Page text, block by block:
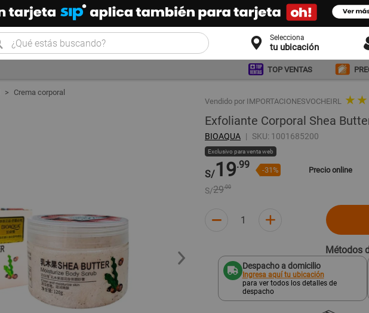
Selecciona
tu ubicación
TOP VENTAS
Crema corporal
Vendido por IMPORTACIONESVOCHEIRL ★ ★
Exfoliante Corporal Shea
BIOAQUA SKU: 1001685200
Exclusivo para venta web
S/19.99 -31% Precio online
S/29.00
Métodos
Despacho a domicilio
Ingresa aquí tu ubicación
para ver todos los detalles de
despacho